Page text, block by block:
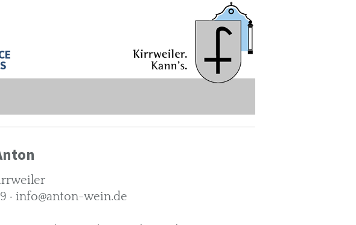
· info@anton-wein.de